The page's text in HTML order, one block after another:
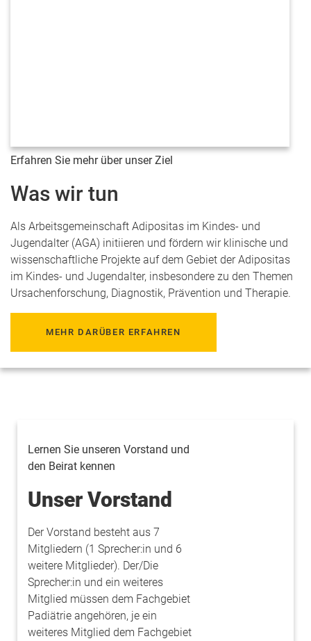
Erfahren Sie mehr über unser Ziel
Was wir tun
Als Arbeitsgemeinschaft Adipositas im Kindes- und
Jugendalter (AGA) initiieren und fördern wir klinische und
wissenschaftliche Projekte auf dem Gebiet der Adipositas
im Kindes- und Jugendalter, insbesondere zu den Themen
Ursachenforschung, Diagnostik, Prävention und Therapie.
MEHR DARÜBER ERFAHREN
Lernen Sie unseren Vorstand und
den Beirat kennen
Unser Vorstand
Der Vorstand besteht aus 7
Mitgliedern (1 Sprecher:in und 6
weitere Mitglieder). Der/Die
Sprecher:in und ein weiteres
Mitglied müssen dem Fachgebiet
Padiätrie angehören, je ein
weiteres Mitglied dem Fachgebiet